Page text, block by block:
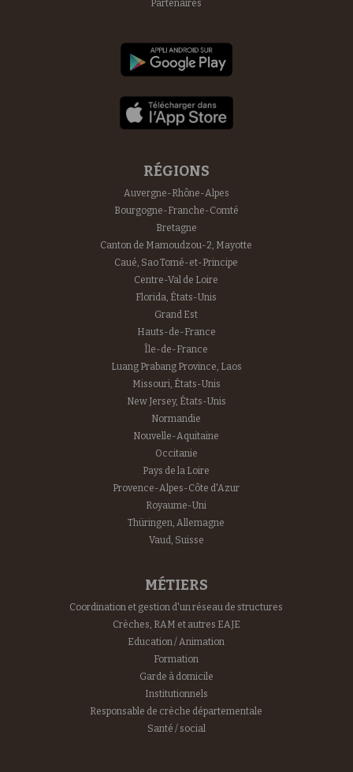
Partenaires
RÉGIONS
Auvergne-Rhône-Alpes
Bourgogne-Franche-Comté
Bretagne
Canton de Mamoudzou-2, Mayotte
Caué, Sao Tomé-et-Principe
Centre-Val de Loire
Florida, États-Unis
Grand Est
Hauts-de-France
Île-de-France
Luang Prabang Province, Laos
Missouri, États-Unis
New Jersey, États-Unis
Normandie
Nouvelle-Aquitaine
Occitanie
Pays de la Loire
Provence-Alpes-Côte d'Azur
Royaume-Uni
Thüringen, Allemagne
Vaud, Suisse
MÉTIERS
Coordination et gestion d'un réseau de structures
Crèches, RAM et autres EAJE
Education / Animation
Formation
Garde à domicile
Institutionnels
Responsable de crèche départementale
Santé / social